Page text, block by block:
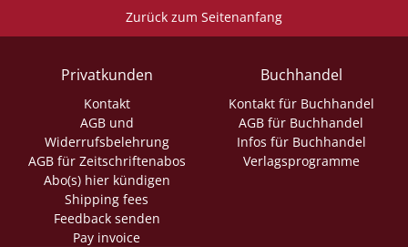
Zurück zum Seitenanfang
Privatkunden
Kontakt
AGB und
Widerrufsbelehrung
AGB für Zeitschriftenabos
Abo(s) hier kündigen
Shipping fees
Feedback senden
Pay invoice
Buchhandel
Kontakt für Buchhandel
AGB für Buchhandel
Infos für Buchhandel
Verlagsprogramme